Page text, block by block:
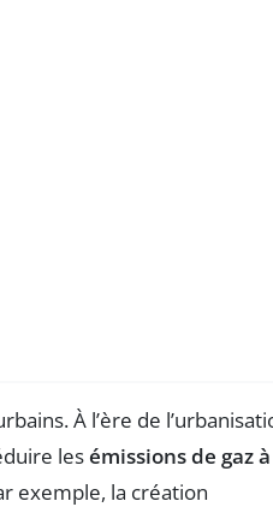
À l’ère de
lesémissions de gaz à
exemple, la création